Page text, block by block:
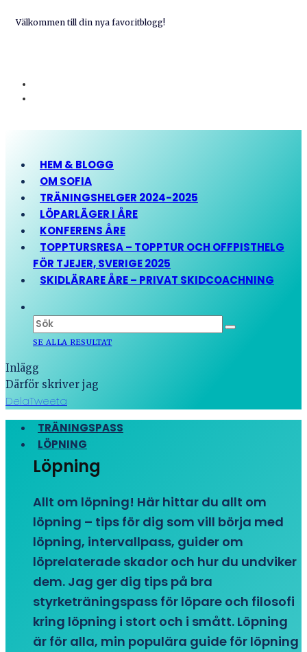
Välkommen till din nya favoritblogg!
HEM & BLOGG
OM SOFIA
TRÄNINGSHELGER 2024-2025
LÖPARLÄGER I ÅRE
KONFERENS ÅRE
TOPPTURSRESA – TOPPTUR OCH OFFPISTHELG
FÖR TJEJER, SVERIGE 2025
SKIDLÄRARE ÅRE – PRIVAT SKIDCOACHNING
SE ALLA RESULTAT
Inlägg
Därför skriver jag
DelaTweeta
TRÄNINGSPASS
LÖPNING
Löpning
Allt om löpning! Här hittar du allt om
löpning – tips för dig som vill börja med
löpning, intervallpass, guider om
löprelaterade skador och hur du undviker
dem. Jag ger dig tips på bra
styrketräningspass för löpare och filosofi
kring löpning i stort och i smått. Löpning
är för alla, min populära guide för löpning